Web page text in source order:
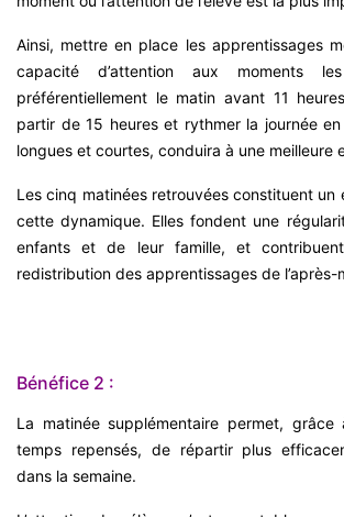
Ainsi, mettre en place les apprentissages
capacité d’attention aux moments
préférentiellement le matin avant 11
partir de 15 heures et rythmer la journée
longues et courtes, conduira à une meilleure
Les cinq matinées retrouvées constituent un
cette dynamique. Elles fondent une
enfants et de leur famille, et
redistribution des apprentissages de l’après-
Bénéfice 2 :
La matinée supplémentaire permet,
temps repensés, de répartir plus
dans la semaine.